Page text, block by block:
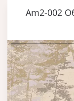
Am2-002